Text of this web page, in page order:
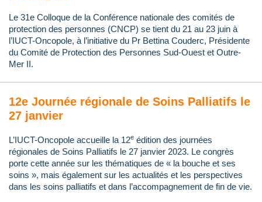
Le 31e Colloque de la Conférence nationale des comités de
protection des personnes (CNCP) se tient du 21 au 23 juin à
l’IUCT-Oncopole, à l’initiative du Pr Bettina Couderc, Présidente
du Comité de Protection des Personnes Sud-Ouest et Outre-
Mer II.
12e Journée régionale de Soins Palliatifs le
27 janvier
L’IUCT-Oncopole accueille la 12e édition des journées
régionales de Soins Palliatifs le 27 janvier 2023. Le congrès
porte cette année sur les thématiques de « la bouche et ses
soins », mais également sur les actualités et les perspectives
dans les soins palliatifs et dans l’accompagnement de fin de vie.